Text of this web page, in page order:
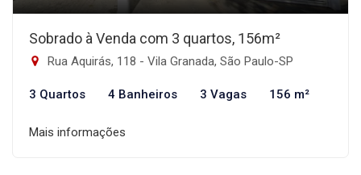
Sobrado à Venda com 3 quartos, 156m²
Rua Aquirás, 118 - Vila Granada, São Paulo-SP
3 Quartos 4 Banheiros 3 Vagas 156 m²
Mais informações